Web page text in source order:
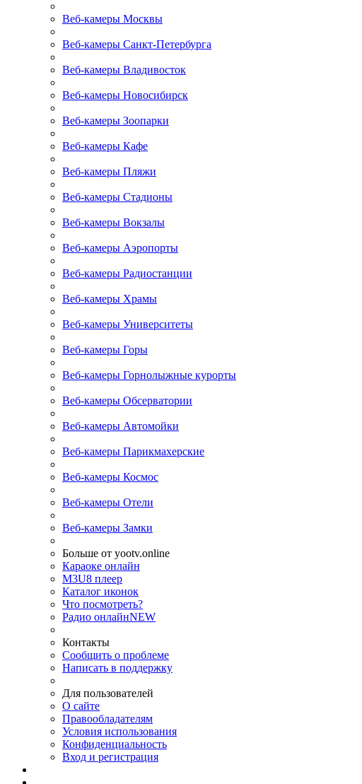
Веб-камеры Москвы
Веб-камеры Санкт-Петербурга
Веб-камеры Владивосток
Веб-камеры Новосибирск
Веб-камеры Зоопарки
Веб-камеры Кафе
Веб-камеры Пляжи
Веб-камеры Стадионы
Веб-камеры Вокзалы
Веб-камеры Аэропорты
Веб-камеры Радиостанции
Веб-камеры Храмы
Веб-камеры Университеты
Веб-камеры Горы
Веб-камеры Горнолыжные курорты
Веб-камеры Обсерватории
Веб-камеры Автомойки
Веб-камеры Парикмахерские
Веб-камеры Космос
Веб-камеры Отели
Веб-камеры Замки
Больше от yootv.online
Караоке онлайн
M3U8 плеер
Каталог иконок
Что посмотреть?
Радио онлайнNEW
Контакты
Сообщить о проблеме
Написать в поддержку
Для пользователей
О сайте
Правообладателям
Условия использования
Конфиденциальность
Вход и регистрация